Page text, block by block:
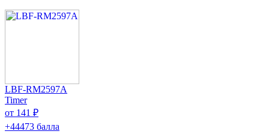
LBF-RM2597A
Timer
от 141 ₽
+44473 балла